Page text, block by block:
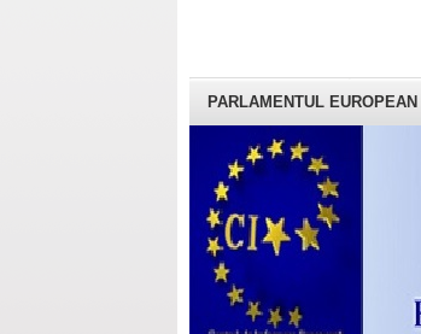
PARLAMENTUL EUROPEAN